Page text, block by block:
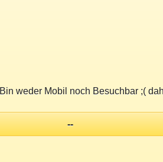
weder Mobil noch Besuchbar ;(
--